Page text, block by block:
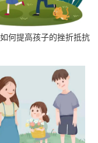
如何提高孩子的挫折抵抗